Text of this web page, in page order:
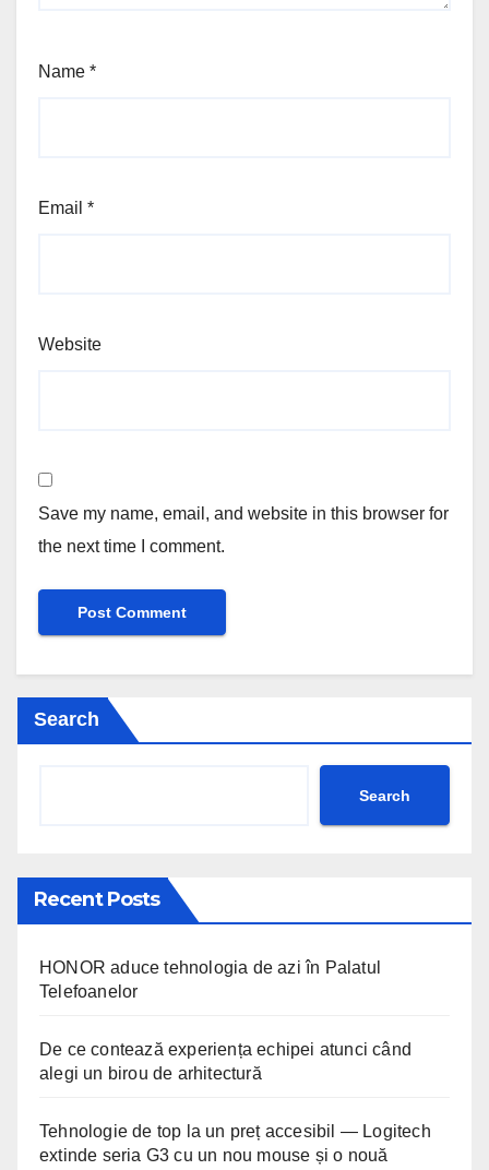
Name *
Email *
Website
Save my name, email, and website in this browser for
the next time I comment.
Search
Search
Recent Posts
HONOR aduce tehnologia de azi în Palatul
Telefoanelor
De ce contează experiența echipei atunci când
alegi un birou de arhitectură
Tehnologie de top la un preț accesibil — Logitech
extinde seria G3 cu un nou mouse și o nouă